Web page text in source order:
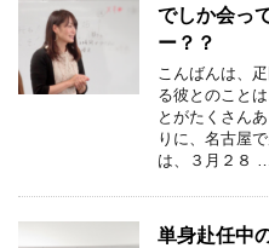
でしか会っ
ー？？
こんばんは、
る彼とのこと
とがたくさん
りに、名古屋
は、３月２８
単身赴任中